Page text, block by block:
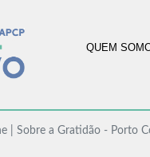
QUEM
| Sobre a Gratidão - Porto